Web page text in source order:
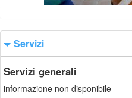
Servizi
Servizi generali
informazione non disponibile